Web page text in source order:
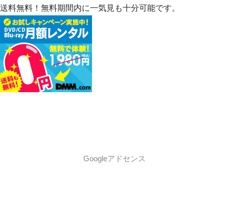
送料無料！無料期間内に一気見も十分可能です。
Googleアドセンス